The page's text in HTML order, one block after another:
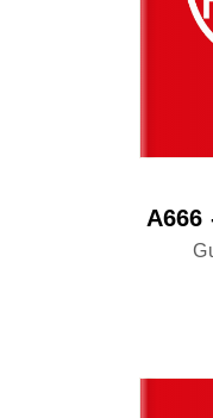
A666